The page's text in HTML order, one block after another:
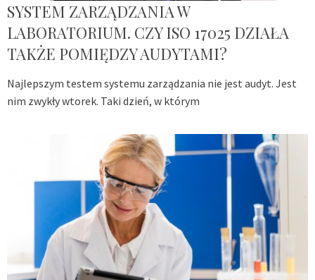
SYSTEM ZARZĄDZANIA W
LABORATORIUM. CZY ISO 17025 DZIAŁA
TAKŻE POMIĘDZY AUDYTAMI?
Najlepszym testem systemu zarządzania nie jest audyt. Jest
nim zwykły wtorek. Taki dzień, w którym